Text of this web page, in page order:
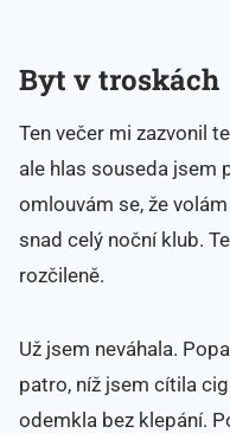
Byt v troskách
Ten večer mi zazvonil
ale hlas souseda jsem
omlouvám se, že
snad celý noční klub.
rozčileně.
Už jsem neváhala.
patro, níž jsem cítila
odemkla bez klepání.